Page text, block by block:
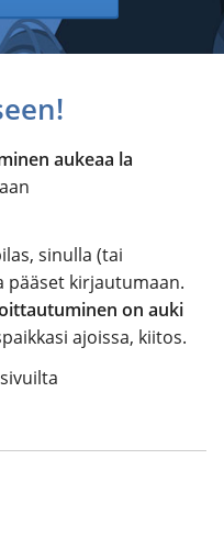
aukeaa la
sinulla (tai
pääset kirjautumaan.
on auki
ajoissa, kiitos.